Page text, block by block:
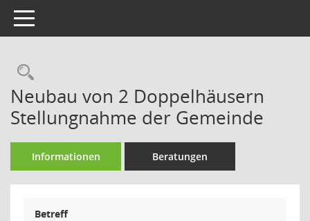
Toggle navigation
Rechercheauswahl
Neubau von 2 Doppelhäusern
Stellungnahme der Gemeinde
Informationen Beratungen
Betreff